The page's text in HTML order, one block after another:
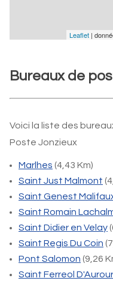
Leaflet |
Bureaux de
Voici la liste des
Poste Jonzieux
Marlhes (4,43 Km)
Saint Just Malmont
Saint Genest
Saint Romain
Saint Didier en Velay
Saint Regis Du Coin
Pont Salomon (9,26
Saint Ferreol